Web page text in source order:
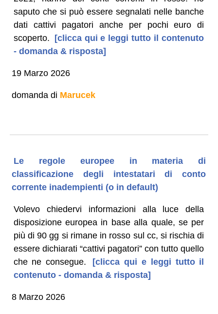
saputo che si può essere segnalati nelle banche
dati cattivi pagatori anche per pochi euro di
scoperto. [clicca qui e leggi tutto il contenuto
- domanda & risposta]
19 Marzo 2026
domanda di Marucek
Le regole europee in materia di
classificazione degli intestatari di conto
corrente inadempienti (o in default)
Volevo chiedervi informazioni alla luce della
disposizione europea in base alla quale, se per
più di 90 gg si rimane in rosso sul cc, si rischia di
essere dichiarati “cattivi pagatori” con tutto quello
che ne consegue.
[clicca qui e leggi tutto il
contenuto - domanda & risposta]
8 Marzo 2026